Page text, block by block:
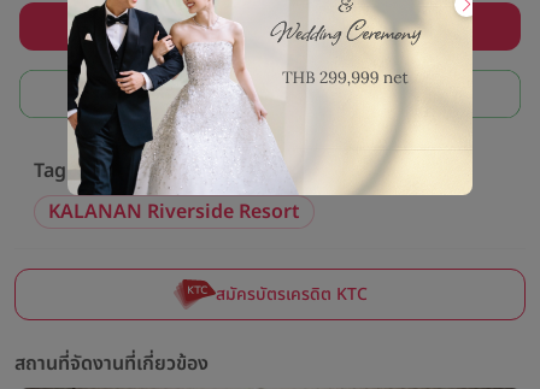
ลงทะเบียนรับโปรแต่งงานสุดคุ้ม
ฟรี! ปรึกษาแอดมินช่วยหาสถานที่แต่งงาน
Tag ที่เกี่ยวข้อง
KALANAN Riverside Resort
สมัครบัตรเครดิต KTC
สถานที่จัดงานที่เกี่ยวข้อง